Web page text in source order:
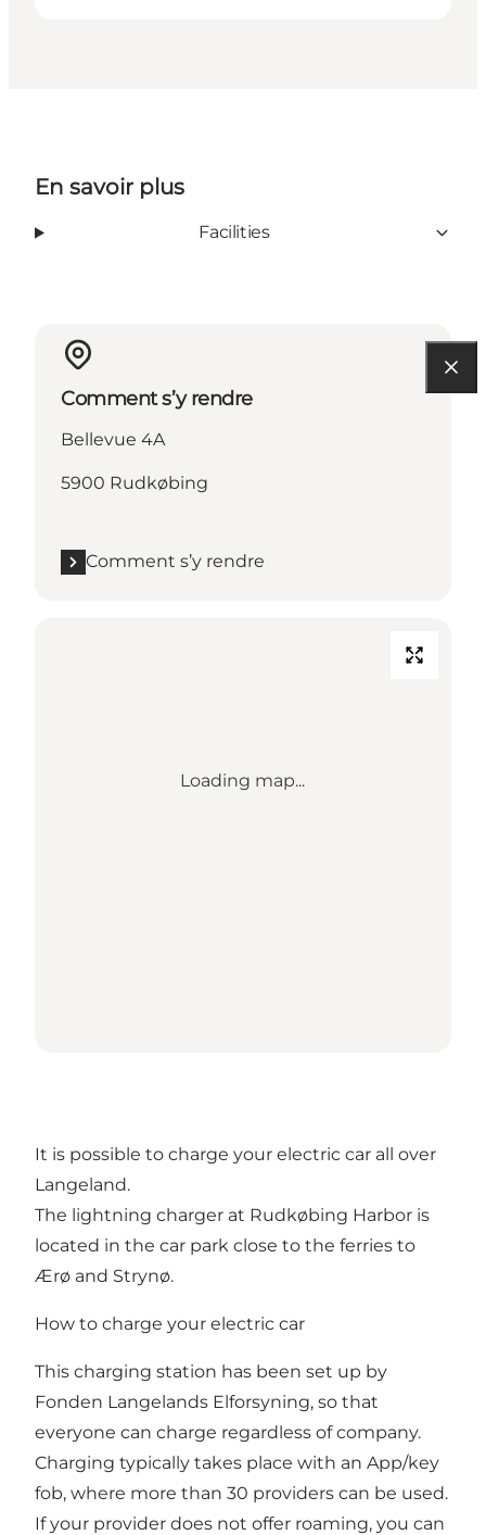
En savoir plus
Facilities
Comment s’y rendre
Bellevue 4A
5900 Rudkøbing
Comment s’y rendre
Loading map...
It is possible to charge your electric car all over
Langeland.
The lightning charger at Rudkøbing Harbor is
located in the car park close to the ferries to
Ærø and Strynø.
How to charge your electric car
This charging station has been set up by
Fonden Langelands Elforsyning, so that
everyone can charge regardless of company.
Charging typically takes place with an App/key
fob, where more than 30 providers can be used.
If your provider does not offer roaming, you can